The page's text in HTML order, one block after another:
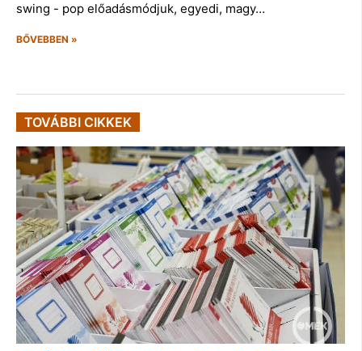
swing - pop előadásmódjuk, egyedi, magy…
BŐVEBBEN »
TOVÁBBI CIKKEK